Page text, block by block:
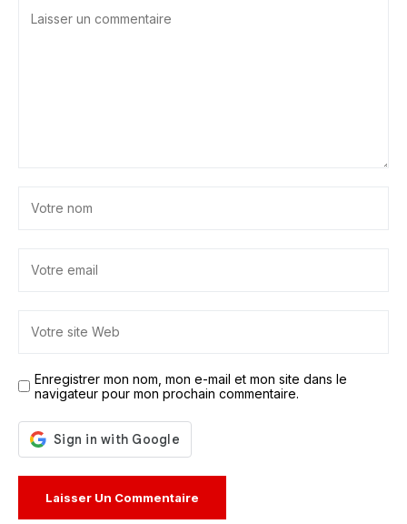
Enregistrer mon nom, mon e-mail et mon site dans le
navigateur pour mon prochain commentaire.